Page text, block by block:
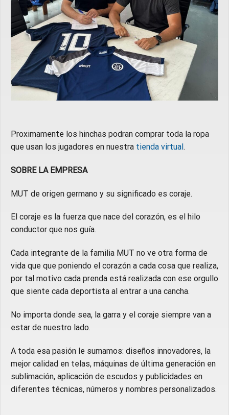
Proximamente los hinchas podran comprar toda la ropa
que usan los jugadores en nuestra tienda virtual.
SOBRE LA EMPRESA
MUT de origen germano y su significado es coraje.
El coraje es la fuerza que nace del corazón, es el hilo
conductor que nos guía.
Cada integrante de la familia MUT no ve otra forma de
vida que que poniendo el corazón a cada cosa que realiza,
por tal motivo cada prenda está realizada con ese orgullo
que siente cada deportista al entrar a una cancha.
No importa donde sea, la garra y el coraje siempre van a
estar de nuestro lado.
A toda esa pasión le sumamos: diseños innovadores, la
mejor calidad en telas, máquinas de última generación en
sublimación, aplicación de escudos y publicidades en
diferentes técnicas, números y nombres personalizados.